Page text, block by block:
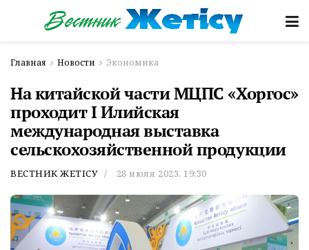
Главная Новости Экономика
На китайской части МЦПС «Хоргос»
проходит I Илийская
международная выставка
сельскохозяйственной продукции
ВЕСТНИК ЖЕТІСУ 28 июля 2023, 19:30